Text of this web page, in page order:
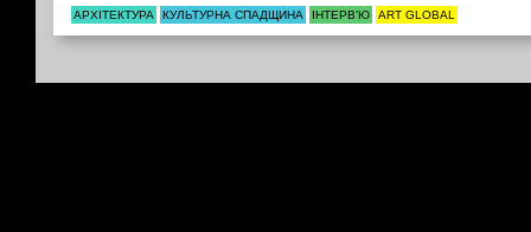
АРХІТЕКТУРА КУЛЬТУРНА СПАДЩИНА ІНТЕРВ’Ю ART GLOBAL